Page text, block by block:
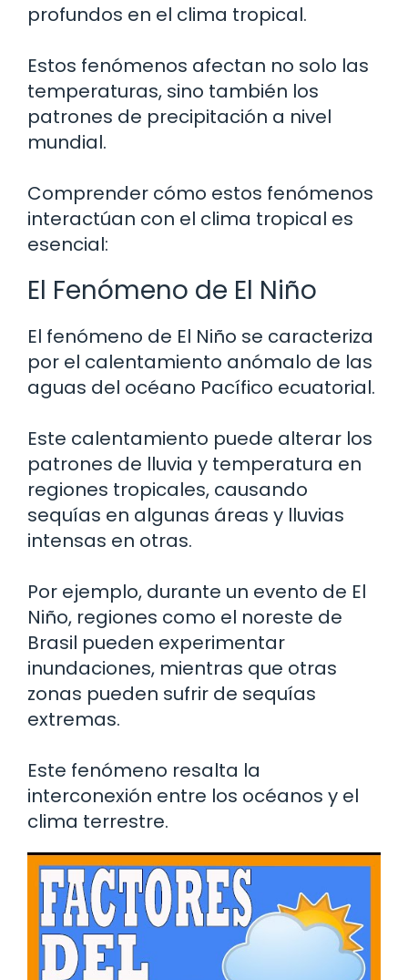
profundos en el clima tropical.
Estos fenómenos afectan no solo las
temperaturas, sino también los
patrones de precipitación a nivel
mundial.
Comprender cómo estos fenómenos
interactúan con el clima tropical es
esencial:
El Fenómeno de El Niño
El fenómeno de El Niño se caracteriza
por el calentamiento anómalo de las
aguas del océano Pacífico ecuatorial.
Este calentamiento puede alterar los
patrones de lluvia y temperatura en
regiones tropicales, causando
sequías en algunas áreas y lluvias
intensas en otras.
Por ejemplo, durante un evento de El
Niño, regiones como el noreste de
Brasil pueden experimentar
inundaciones, mientras que otras
zonas pueden sufrir de sequías
extremas.
Este fenómeno resalta la
interconexión entre los océanos y el
clima terrestre.